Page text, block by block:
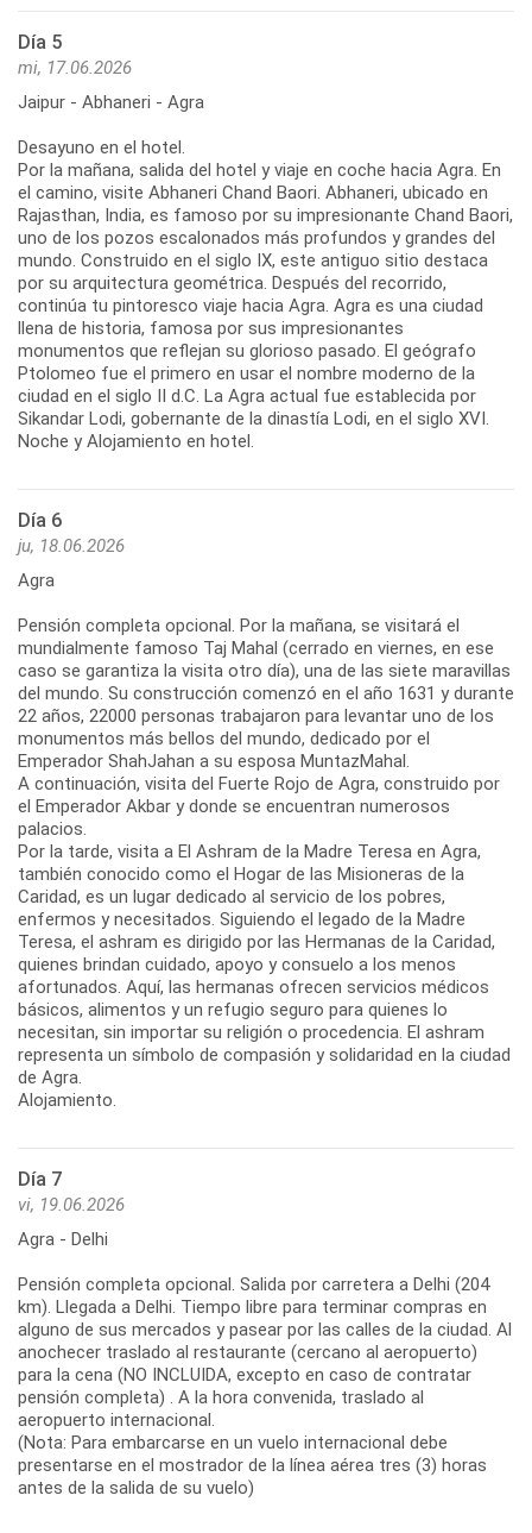
Día 5
mi, 17.06.2026
Jaipur - Abhaneri - Agra
Desayuno en el hotel.
Por la mañana, salida del hotel y viaje en coche hacia Agra. En
el camino, visite Abhaneri Chand Baori. Abhaneri, ubicado en
Rajasthan, India, es famoso por su impresionante Chand Baori,
uno de los pozos escalonados más profundos y grandes del
mundo. Construido en el siglo IX, este antiguo sitio destaca
por su arquitectura geométrica. Después del recorrido,
continúa tu pintoresco viaje hacia Agra. Agra es una ciudad
llena de historia, famosa por sus impresionantes
monumentos que reflejan su glorioso pasado. El geógrafo
Ptolomeo fue el primero en usar el nombre moderno de la
ciudad en el siglo II d.C. La Agra actual fue establecida por
Sikandar Lodi, gobernante de la dinastía Lodi, en el siglo XVI.
Noche y Alojamiento en hotel.
Día 6
ju, 18.06.2026
Agra
Pensión completa opcional. Por la mañana, se visitará el
mundialmente famoso Taj Mahal (cerrado en viernes, en ese
caso se garantiza la visita otro día), una de las siete maravillas
del mundo. Su construcción comenzó en el año 1631 y durante
22 años, 22000 personas trabajaron para levantar uno de los
monumentos más bellos del mundo, dedicado por el
Emperador ShahJahan a su esposa MuntazMahal.
A continuación, visita del Fuerte Rojo de Agra, construido por
el Emperador Akbar y donde se encuentran numerosos
palacios.
Por la tarde, visita a El Ashram de la Madre Teresa en Agra,
también conocido como el Hogar de las Misioneras de la
Caridad, es un lugar dedicado al servicio de los pobres,
enfermos y necesitados. Siguiendo el legado de la Madre
Teresa, el ashram es dirigido por las Hermanas de la Caridad,
quienes brindan cuidado, apoyo y consuelo a los menos
afortunados. Aquí, las hermanas ofrecen servicios médicos
básicos, alimentos y un refugio seguro para quienes lo
necesitan, sin importar su religión o procedencia. El ashram
representa un símbolo de compasión y solidaridad en la ciudad
de Agra.
Alojamiento.
Día 7
vi, 19.06.2026
Agra - Delhi
Pensión completa opcional. Salida por carretera a Delhi (204
km). Llegada a Delhi. Tiempo libre para terminar compras en
alguno de sus mercados y pasear por las calles de la ciudad. Al
anochecer traslado al restaurante (cercano al aeropuerto)
para la cena (NO INCLUIDA, excepto en caso de contratar
pensión completa) . A la hora convenida, traslado al
aeropuerto internacional.
(Nota: Para embarcarse en un vuelo internacional debe
presentarse en el mostrador de la línea aérea tres (3) horas
antes de la salida de su vuelo)